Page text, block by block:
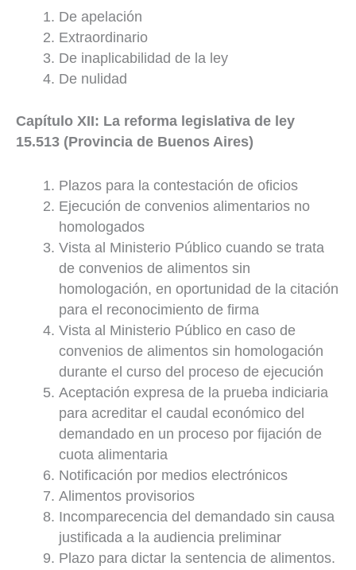
De apelación
Extraordinario
De inaplicabilidad de la ley
De nulidad
Capítulo XII: La reforma legislativa de ley
15.513 (Provincia de Buenos Aires)
Plazos para la contestación de oficios
Ejecución de convenios alimentarios no
homologados
Vista al Ministerio Público cuando se trata
de convenios de alimentos sin
homologación, en oportunidad de la citación
para el reconocimiento de firma
Vista al Ministerio Público en caso de
convenios de alimentos sin homologación
durante el curso del proceso de ejecución
Aceptación expresa de la prueba indiciaria
para acreditar el caudal económico del
demandado en un proceso por fijación de
cuota alimentaria
Notificación por medios electrónicos
Alimentos provisorios
Incomparecencia del demandado sin causa
justificada a la audiencia preliminar
Plazo para dictar la sentencia de alimentos.